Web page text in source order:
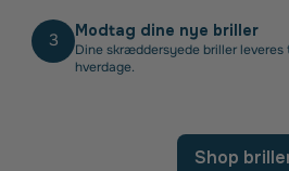
3 Modtag dine nye briller
Dine skræddersyede briller leveres
hverdage.
Shop